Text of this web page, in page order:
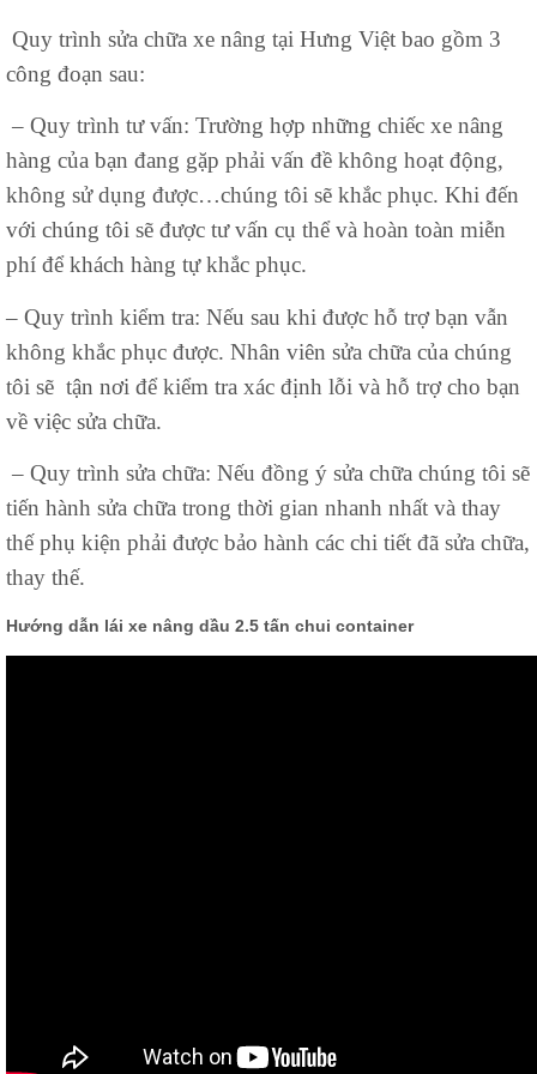
Quy trình sửa chữa xe nâng tại Hưng Việt bao gồm 3
công đoạn sau:
– Quy trình tư vấn: Trường hợp những chiếc xe nâng
hàng của bạn đang gặp phải vấn đề không hoạt động,
không sử dụng được…chúng tôi sẽ khắc phục. Khi đến
với chúng tôi sẽ được tư vấn cụ thể và hoàn toàn miễn
phí để khách hàng tự khắc phục.
– Quy trình kiểm tra: Nếu sau khi được hỗ trợ bạn vẫn
không khắc phục được. Nhân viên sửa chữa của chúng
tôi sẽ tận nơi để kiểm tra xác định lỗi và hỗ trợ cho bạn
về việc sửa chữa.
– Quy trình sửa chữa: Nếu đồng ý sửa chữa chúng tôi sẽ
tiến hành sửa chữa trong thời gian nhanh nhất và thay
thế phụ kiện phải được bảo hành các chi tiết đã sửa chữa,
thay thế.
Hướng dẫn lái xe nâng dầu 2.5 tấn chui container